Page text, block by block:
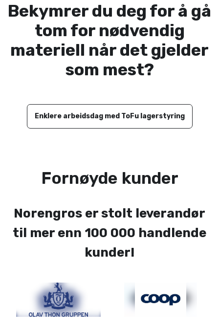
Bekymrer du deg for å gå
tom for nødvendig
materiell når det gjelder
som mest?
Enklere arbeidsdag med ToFu lagerstyring
Fornøyde kunder
Norengros er stolt leverandør
til mer enn 100 000 handlende
kunder!